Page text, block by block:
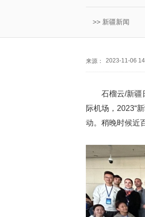
>> 新疆新闻
来源： 2023-11-06
石榴云/新疆
际机场，2023“
动。稍晚时候近